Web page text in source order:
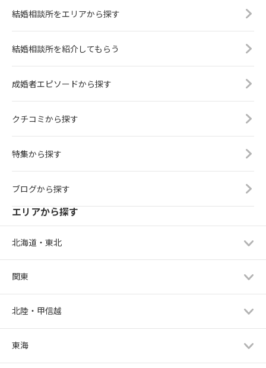
結婚相談所をエリアから探す
結婚相談所を紹介してもらう
成婚者エピソードから探す
クチコミから探す
特集から探す
ブログから探す
エリアから探す
北海道・東北
関東
北陸・甲信越
東海